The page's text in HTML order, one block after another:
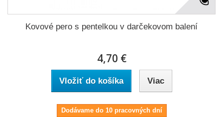
Kovové pero s pentelkou v darčekovom balení
4,70 €
Vložiť do košíka Viac
Dodávame do 10 pracovných dní